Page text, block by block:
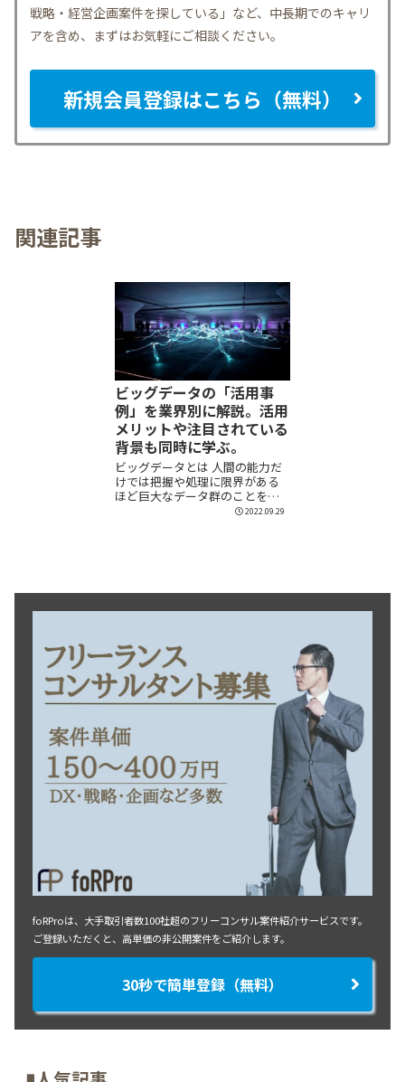
戦略・経営企画案件を探している」など、中長期でのキャリ
アを含め、まずはお気軽にご相談ください。
新規会員登録はこちら（無料）
関連記事
ビッグデータの「活用事
例」を業界別に解説。活用
メリットや注目されている
背景も同時に学ぶ。
ビッグデータとは 人間の能力だ
けでは把握や処理に限界がある
ほど巨大なデータ群のことをビ
2022.09.29
foRProは、大手取引者数100社超のフリーコンサル案件紹介サービスです。
ご登録いただくと、高単価の非公開案件をご紹介します。
30秒で簡単登録（無料）